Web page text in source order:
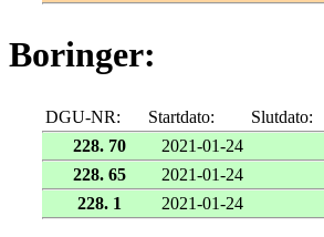
Boringer:
DGU-NR: Startdato: Slutdato:
228. 70
2021-01-24
228. 65
2021-01-24
228. 1
2021-01-24